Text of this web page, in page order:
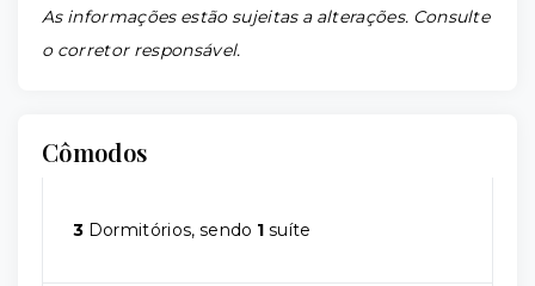
As informações estão sujeitas a alterações. Consulte
o corretor responsável.
Cômodos
3 Dormitórios, sendo 1 suíte